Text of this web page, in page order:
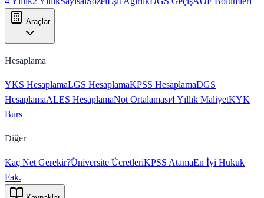
Araçlar
Hesaplama
YKS HesaplamaLGS HesaplamaKPSS HesaplamaDGS
HesaplamaALES HesaplamaNot Ortalaması4 Yıllık MaliyetKYK
Burs
Diğer
Kaç Net Gerekir?Üniversite ÜcretleriKPSS AtamaEn İyi Hukuk
Fak.